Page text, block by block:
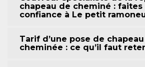
chapeau de cheminé : faites
confiance à Le petit
Tarif d’une pose de
cheminée : ce qu’il faut